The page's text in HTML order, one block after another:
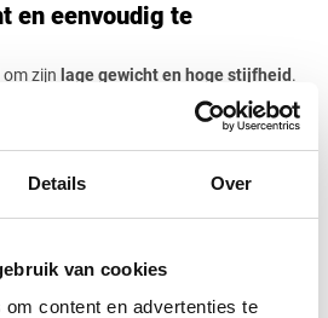
Details Over
van cookies
content en advertenties te
en eenvoudig te
zijn lage gewicht en hoge stijfheid.
zagen, frezen, boren en verlijmen, wat
gevelsystemen en creatieve
zorgt voor een strak en
plaat isUV-bestendig, weerbestendig
inzetbaar is voor zowel interieur-